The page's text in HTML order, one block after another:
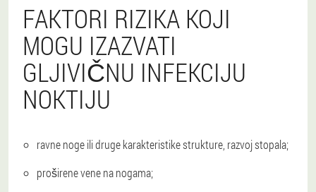
FAKTORI RIZIKA KOJI
MOGU IZAZVATI
GLJIVIČNU INFEKCIJU
NOKTIJU
ravne noge ili druge karakteristike strukture, razvoj stopala;
proširene vene na nogama;